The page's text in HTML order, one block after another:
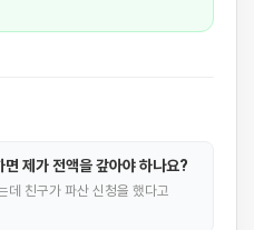
제가 전액을 갚아야 하나요?
데 친구가 파산 신청을 했다고